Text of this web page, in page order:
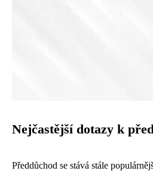
Nejčastější dotazy k
Předdůchod se stává stále